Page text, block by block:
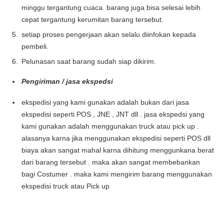
minggu tergantung cuaca. barang juga bisa selesai lebih
cepat tergantung kerumitan barang tersebut.
setiap proses pengerjaan akan selalu diinfokan kepada
pembeli.
Pelunasan saat barang sudah siap dikirim.
Pengiriman / jasa ekspedsi
ekspedisi yang kami gunakan adalah bukan dari jasa
ekspedisi seperti POS , JNE , JNT dll . jasa ekspedsi yang
kami gunakan adalah menggunakan truck atau pick up .
alasanya karna jika menggunakan ekspedisi seperti POS dll
biaya akan sangat mahal karna dihitung menggunkana berat
dari barang tersebut . maka akan sangat membebankan
bagi Costumer . maka kami mengirim barang menggunakan
ekspedisi truck atau Pick up